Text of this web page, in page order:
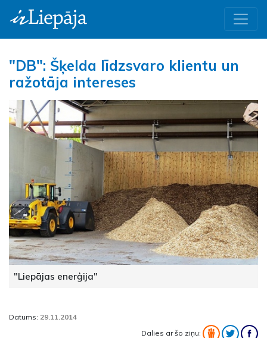
"DB": Šķelda līdzsvaro klientu un
ražotāja intereses
"Liepājas enerģija"
Datums: 29.11.2014
Dalies ar šo ziņu: